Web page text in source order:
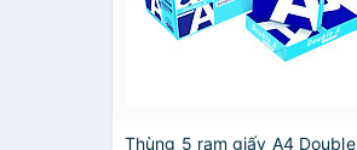
Thùng 5 ram giấy A4 Double